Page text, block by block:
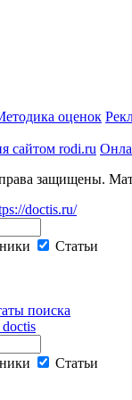
оценок
сайтом rodi.ru
защищены.
doctis.ru/
Статьи
поиска
Статьи